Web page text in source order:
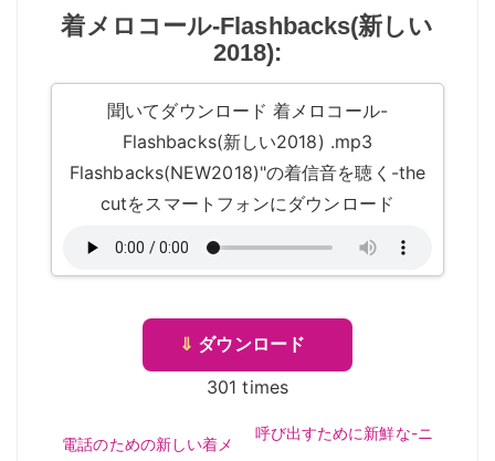
着メロコール-Flashbacks(新しい
2018):
聞いてダウンロード 着メロコール-
Flashbacks(新しい2018) .mp3
Flashbacks(NEW2018)"の着信音を聴く-the
cutをスマートフォンにダウンロード
⇓ ダウンロード
301 times
電話のための新しい着メ
呼び出すために新鮮な-ニ